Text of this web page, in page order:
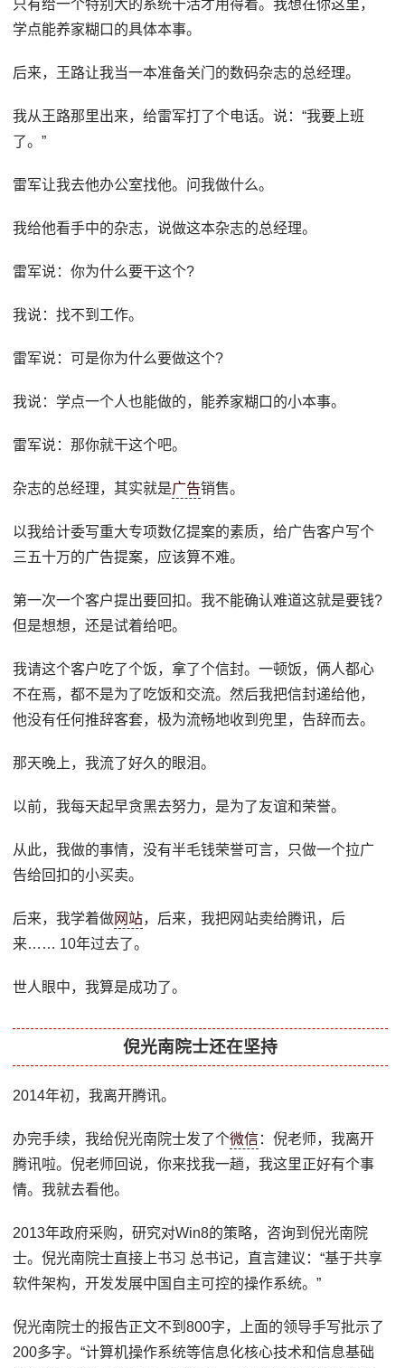
只有给一个特别大的系统干活才用得着。我想在你这里，
学点能养家糊口的具体本事。
后来，王路让我当一本准备关门的数码杂志的总经理。
我从王路那里出来，给雷军打了个电话。说：“我要上班
了。”
雷军让我去他办公室找他。问我做什么。
我给他看手中的杂志，说做这本杂志的总经理。
雷军说：你为什么要干这个?
我说：找不到工作。
雷军说：可是你为什么要做这个?
我说：学点一个人也能做的，能养家糊口的小本事。
雷军说：那你就干这个吧。
杂志的总经理，其实就是广告销售。
以我给计委写重大专项数亿提案的素质，给广告客户写个
三五十万的广告提案，应该算不难。
第一次一个客户提出要回扣。我不能确认难道这就是要钱?
但是想想，还是试着给吧。
我请这个客户吃了个饭，拿了个信封。一顿饭，俩人都心
不在焉，都不是为了吃饭和交流。然后我把信封递给他，
他没有任何推辞客套，极为流畅地收到兜里，告辞而去。
那天晚上，我流了好久的眼泪。
以前，我每天起早贪黑去努力，是为了友谊和荣誉。
从此，我做的事情，没有半毛钱荣誉可言，只做一个拉广
告给回扣的小买卖。
后来，我学着做网站，后来，我把网站卖给腾讯，后
来…… 10年过去了。
世人眼中，我算是成功了。
倪光南院士还在坚持
2014年初，我离开腾讯。
办完手续，我给倪光南院士发了个微信：倪老师，我离开
腾讯啦。倪老师回说，你来找我一趟，我这里正好有个事
情。我就去看他。
2013年政府采购，研究对Win8的策略，咨询到倪光南院
士。倪光南院士直接上书习 总书记，直言建议：“基于共享
软件架构，开发发展中国自主可控的操作系统。”
倪光南院士的报告正文不到800字，上面的领导手写批示了
200多字。“计算机操作系统等信息化核心技术和信息基础